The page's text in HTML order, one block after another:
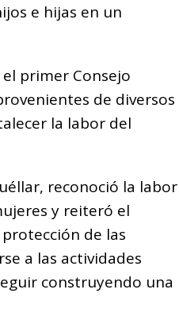
e hijas en un
primer Consejo
de diversos
la labor del
reconoció la labor
y reiteró el
de las
a las actividades
construyendo una